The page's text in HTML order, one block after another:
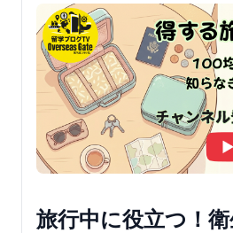
旅行中に役立つ！